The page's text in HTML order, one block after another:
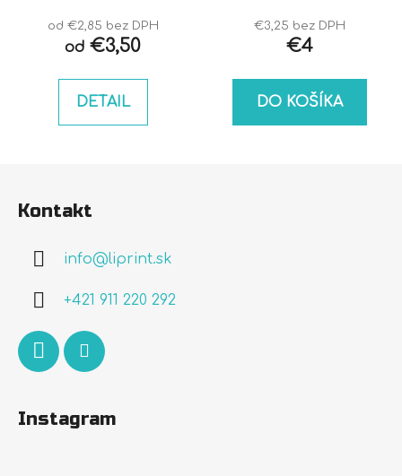
od €2,85 bez DPH
od €3,50
DETAIL
€3,25 bez DPH
€4
DO KOŠÍKA
Kontakt
info@liprint.sk
+421 911 220 292
Instagram